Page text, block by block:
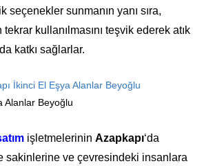
seçenekler sunmanın yanı sıra,
tekrar kullanılmasını teşvik ederek atık
katkı sağlarlar.
Alanlar Beyoğlu
işletmelerinin Azapkapı‘da
sakinlerine ve çevresindeki insanlara